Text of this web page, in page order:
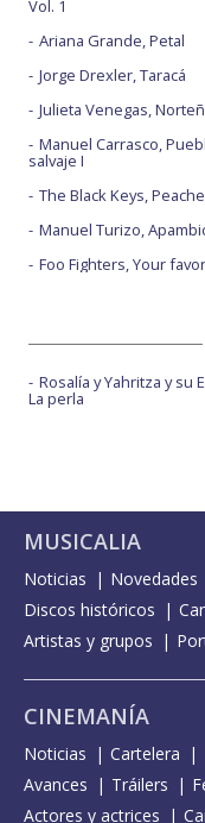
Vol. 1
Ariana Grande, Petal
Jorge Drexler, Taracá
Julieta Venegas,
Manuel Carrasco,
salvaje I
The Black Keys,
Manuel Turizo,
Foo Fighters, Your
Rosalía y Yahritza y su
La perla
MUSICALIA
Noticias Novedades
Discos históricos
Artistas y grupos
CINEMANÍA
Noticias Cartelera
Avances
Tráilers
Actores y actrices